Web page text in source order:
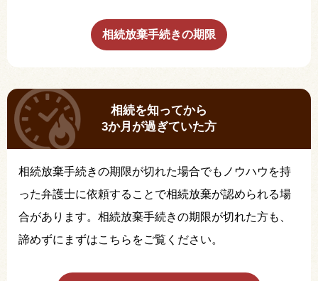
相続放棄手続きの期限
相続を知ってから
3か月が過ぎていた方
相続放棄手続きの期限が切れた場合でもノウハウを持
った弁護士に依頼することで相続放棄が認められる場
合があります。相続放棄手続きの期限が切れた方も、
諦めずにまずはこちらをご覧ください。